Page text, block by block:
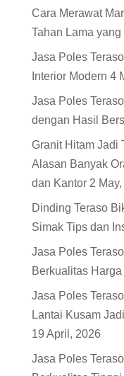
Cara Merawat
Tahan Lama
Jasa Poles
Interior Modern 4
Jasa Poles
dengan Hasil
Granit Hitam Jadi
Alasan Banyak
dan Kantor 2
Dinding Teraso
Simak Tips dan
Jasa Poles
Berkualitas Harga
Jasa Poles
Lantai Kusam
19 April, 2026
Jasa Poles